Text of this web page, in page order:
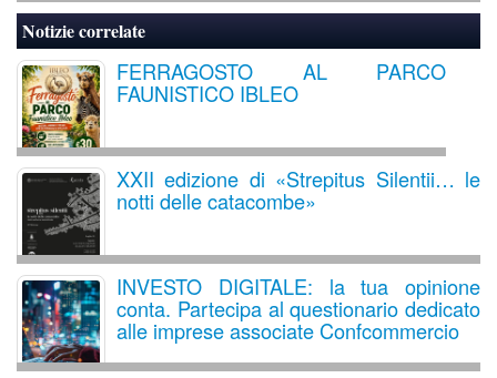
Notizie correlate
FERRAGOSTO AL PARCO
FAUNISTICO IBLEO
XXII edizione di «Strepitus Silentii… le
notti delle catacombe»
INVESTO DIGITALE: la tua opinione
conta. Partecipa al questionario dedicato
alle imprese associate Confcommercio